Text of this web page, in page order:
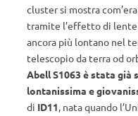
cluster si mostra
tramite l’effetto di lente
ancora più lontano nel
telescopio da terra od
Abell S1063 è stata già
lontanissima e
di ID11, nata quando